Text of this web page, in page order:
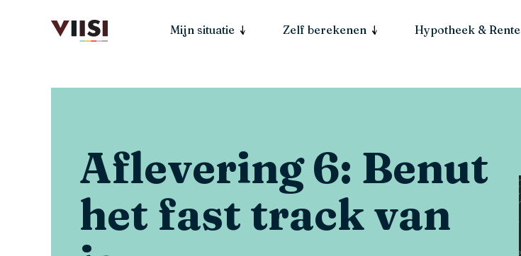
Mijn situatie Zelf berekenen Hypotheek & Rente
Aflevering 6: Benut
het fast track van